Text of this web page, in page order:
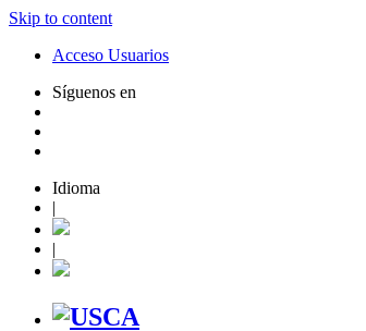
Skip to content
Acceso Usuarios
Síguenos en
Idioma
|
|